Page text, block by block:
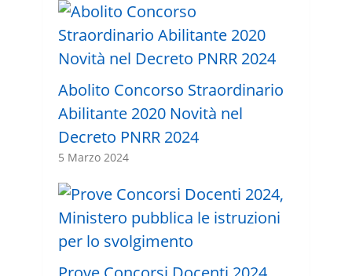
Abolito Concorso Straordinario
Abilitante 2020 Novità nel
Decreto PNRR 2024
5 Marzo 2024